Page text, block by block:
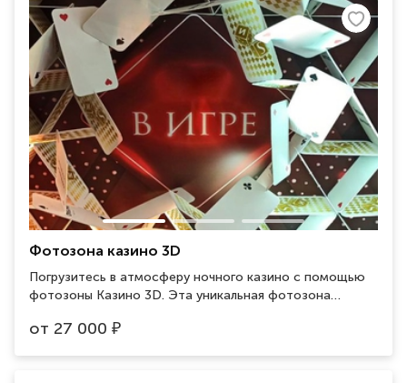
Фотозона казино 3D
Погрузитесь в атмосферу ночного казино с помощью
фотозоны Казино 3D. Эта уникальная фотозона
добавит стиль и азарт в ваши фотографии.
от 27 000 ₽